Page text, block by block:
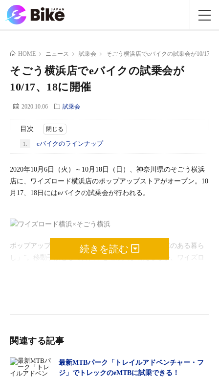
HOME ニュース 試乗会 そごう横浜店でeバイクの試乗会が10/17、
そごう横浜店でeバイクの試乗会が
10/17、18に開催
2020.10.06 試乗会
目次
1. eバイクのラインナップ
2020年10月6日（火）～10月18日（日）、神奈川県のそごう横浜
店に、ワイズロード横浜店のポップアップストアがオープン。10
月17、18日にはeバイクの試乗会が行われる。
ポップアップストアのテーマは“新しい日常「自転車のある暮ら
し」”。移動手段として自転車を選ぶ人が増えるなか、ワイズロ
紳士服のスぺシャリストがワークスタイルに合ったコーディネー
楽しめる。
ワイズロード横浜店からは、アップダウンの多い横浜の地形に最
適なeバイクなどを提案。ロードバイク型、クロスバイク型、マ
続きを読む
関連する記事
最新MTBパーク「トレイルアドベンチャー・フ
ジ」でトレックのeMTBに試乗できる！